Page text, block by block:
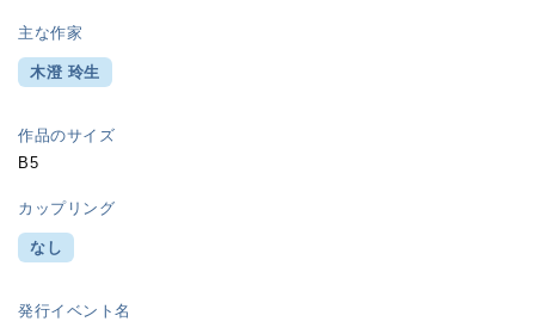
主な作家
木澄 玲生
作品のサイズ
B5
カップリング
なし
発行イベント名